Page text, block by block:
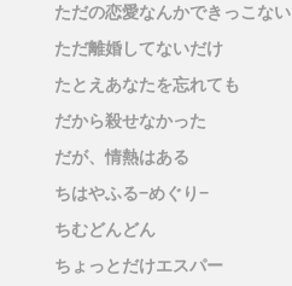
ただの恋愛なんかできっこない
ただ離婚してないだけ
たとえあなたを忘れても
だから殺せなかった
だが、情熱はある
ちはやふる−めぐり−
ちむどんどん
ちょっとだけエスパー